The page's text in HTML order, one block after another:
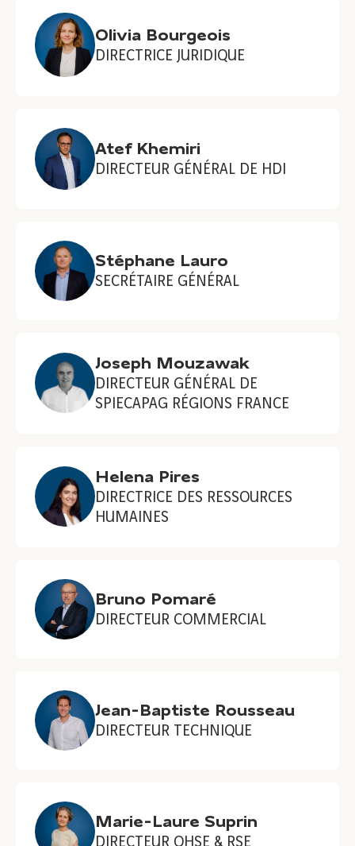
Olivia Bourgeois
DIRECTRICE JURIDIQUE
Atef Khemiri
DIRECTEUR GÉNÉRAL DE HDI
Stéphane Lauro
SECRÉTAIRE GÉNÉRAL
Joseph Mouzawak
DIRECTEUR GÉNÉRAL DE
SPIECAPAG RÉGIONS FRANCE
Helena Pires
DIRECTRICE DES RESSOURCES
HUMAINES
Bruno Pomaré
DIRECTEUR COMMERCIAL
Jean-Baptiste Rousseau
DIRECTEUR TECHNIQUE
Marie-Laure Suprin
DIRECTEUR QHSE & RSE